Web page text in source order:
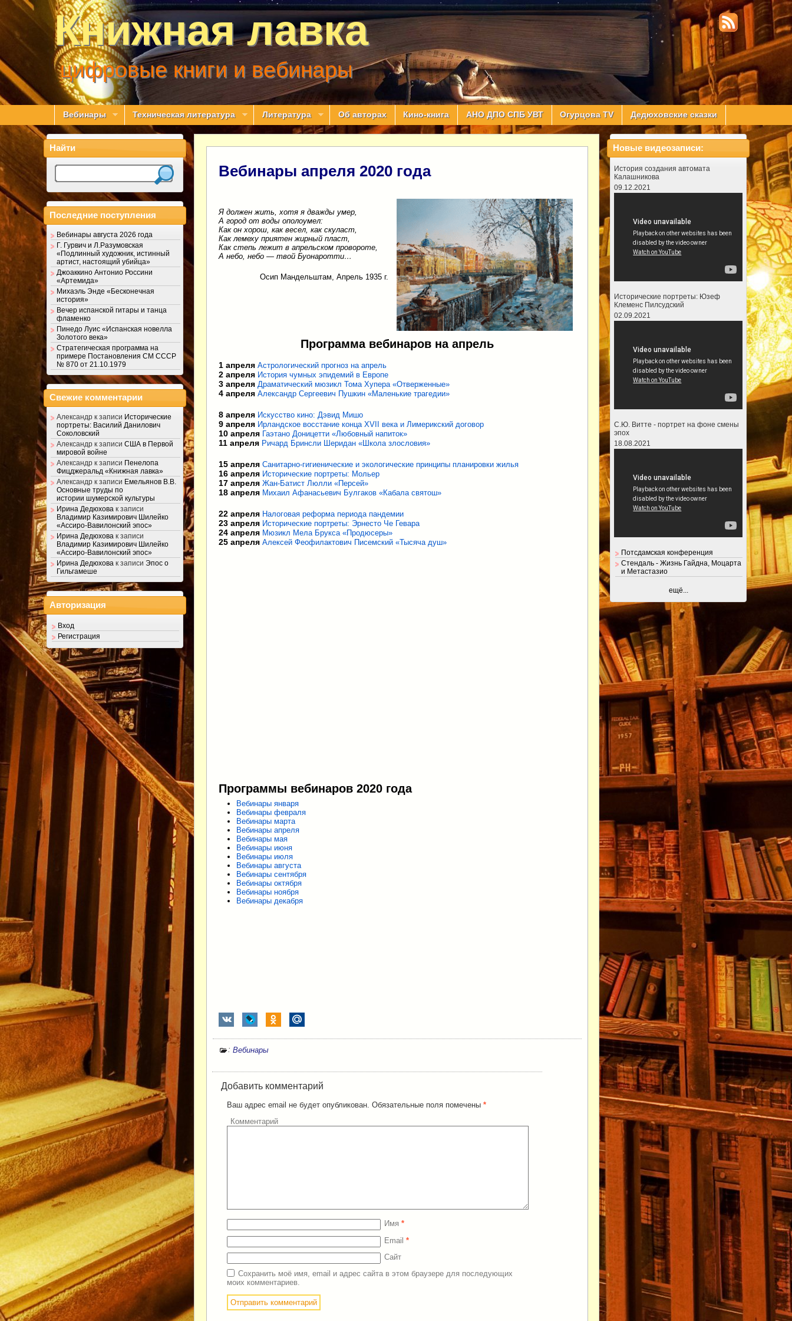
Книжная лавка
цифровые книги и вебинары
Вебинары Техническая литература Литература Об авторах Кино-книга АНО ДПО СПБ УВТ Огурцова TV Дедюховские сказки
Вебинары апреля 2020 года
Я должен жить, хотя я дважды умер,
А город от воды ополоумел:
Как он хорош, как весел, как скуласт,
Как лемеху приятен жирный пласт,
Как степь лежит в апрельском провороте,
А небо, небо — твой Буонаротти…
Осип Мандельштам, Апрель 1935 г.
Программа вебинаров на апрель
1 апреля Астрологический прогноз на апрель
2 апреля История чумных эпидемий в Европе
3 апреля Драматический мюзикл Тома Хупера «Отверженные»
4 апреля Александр Сергеевич Пушкин «Маленькие трагедии»
8 апреля Искусство кино: Дэвид Мишо
9 апреля Ирландское восстание конца XVII века и Лимерикский договор
10 апреля Гаэтано Доницетти «Любовный напиток»
11 апреля Ричард Бринсли Шеридан «Школа злословия»
15 апреля Санитарно-гигиенические и экологические принципы планировки жилья
16 апреля Исторические портреты: Мольер
17 апреля Жан-Батист Люлли «Персей»
18 апреля Михаил Афанасьевич Булгаков «Кабала святош»
22 апреля Налоговая реформа периода пандемии
23 апреля Исторические портреты: Эрнесто Че Гевара
24 апреля Мюзикл Мела Брукса «Продюсеры»
25 апреля Алексей Феофилактович Писемский «Тысяча душ»
Программы вебинаров 2020 года
Вебинары января
Вебинары февраля
Вебинары марта
Вебинары апреля
Вебинары мая
Вебинары июня
Вебинары июля
Вебинары августа
Вебинары сентября
Вебинары октября
Вебинары ноября
Вебинары декабря
: Вебинары
Добавить комментарий
Ваш адрес email не будет опубликован. Обязательные поля помечены *
Комментарий
Имя *
Email *
Сайт
Сохранить моё имя, email и адрес сайта в этом браузере для последующих
моих комментариев.
Найти
Последние поступления
Вебинары августа 2026 года
Г. Гурвич и Л.Разумовская
«Подлинный художник, истинный
артист, настоящий убийца»
Джоаккино Антонио Россини
«Артемида»
Михаэль Энде «Бесконечная
история»
Вечер испанской гитары и танца
фламенко
Пинедо Луис «Испанская новелла
Золотого века»
Стратегическая программа на
примере Постановления СМ СССР
№ 870 от 21.10.1979
Свежие комментарии
Александр к записи Исторические
портреты: Василий Данилович
Соколовский
Александр к записи США в Первой
мировой войне
Александр к записи Пенелопа
Фицджеральд «Книжная лавка»
Александр к записи Емельянов В.В.
Основные труды по
истории шумерской культуры
Ирина Дедюхова к записи
Владимир Казимирович Шилейко
«Ассиро-Вавилонский эпос»
Ирина Дедюхова к записи
Владимир Казимирович Шилейко
«Ассиро-Вавилонский эпос»
Ирина Дедюхова к записи Эпос о
Гильгамеше
Авторизация
Вход
Регистрация
Новые видеозаписи:
История создания автомата
Калашникова
09.12.2021
Исторические портреты: Юзеф
Клеменс Пилсудский
02.09.2021
С.Ю. Витте - портрет на фоне смены
эпох
18.08.2021
Потсдамская конференция
Стендаль - Жизнь Гайдна, Моцарта
и Метастазио
ещё...